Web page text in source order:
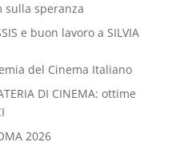
sulla speranza
e buon lavoro a SILVIA
del Cinema Italiano
DI CINEMA: ottime
2026